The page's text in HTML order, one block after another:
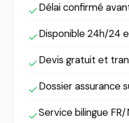
Délai confirmé
Disponible 24h/24
Devis gratuit et
Dossier assurance
Service bilingue FR/